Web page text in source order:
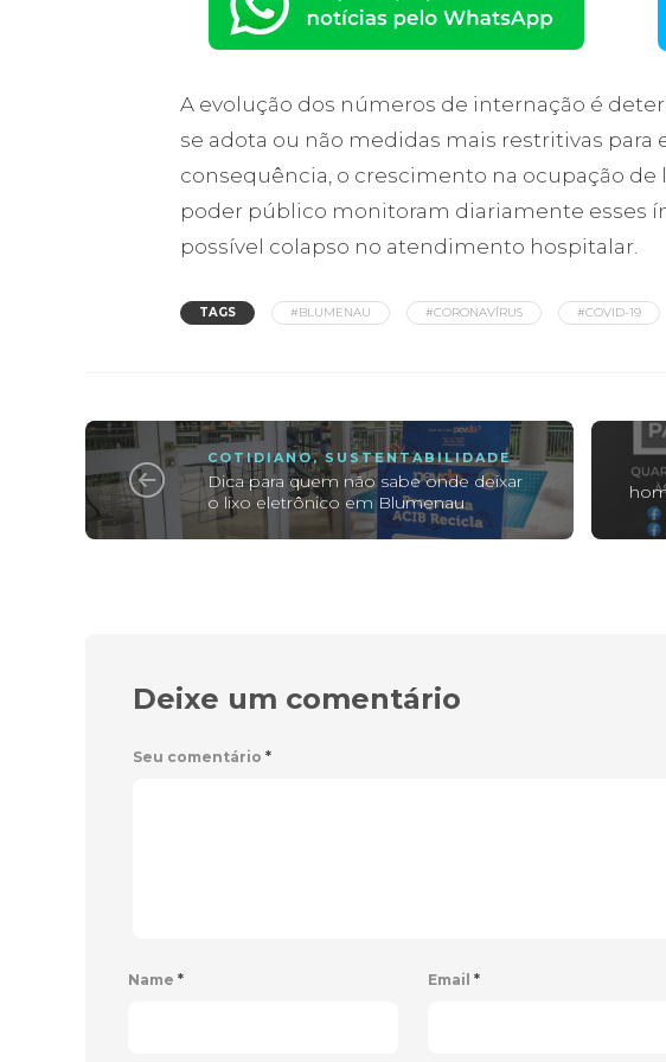
A evolução dos números de internação é
se adota ou não medidas mais restritivas para
consequência, o crescimento na ocupação de
poder público monitoram diariamente esses
possível colapso no atendimento hospitalar.
TAGS #BLUMENAU #CORONAVÍRUS #COVID-19
COTIDIANO,SUSTENTABILIDADE
Dica para quem não sabe onde deixar
o lixo eletrônico em Blumenau
Deixe um comentário
Seu comentário *
Name * Email *